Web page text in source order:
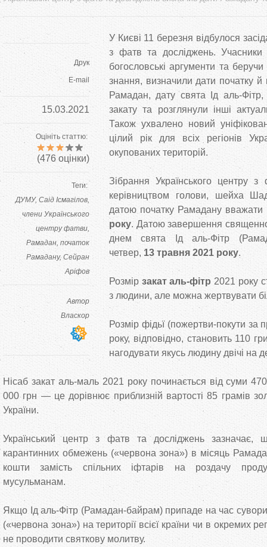
Друк
E-mail
15.03.2021
Оцініть статтю:
(476 оцінки)
Теги:
ДУМУ Саід Ісмагілов
члени Українського
центру фатви
Рамадан початок
Рамадану Сейран
Аріфов
Автор
Власкор
У Києві 11 березня відбулося
з фатв та досліджень. Учасники
богословські аргументи та
знання, визначили дати початку й
Рамадан, дату свята Ід аль-
закату та розглянули інші
Також ухвалено новий
цілий рік для всіх регіонів
окупованих територій.
Зібрання Українського центру
керівництвом голови, шейха
датою початку Рамадану вважати
року. Датою завершення
днем свята Ід аль-Фітр
четвер, 13 травня 2021 року.
Розмір закат аль-фітр 2021 року
з людини, але можна жертвувати
Розмір фідьї (пожертви-покути за
року, відповідно, становить 110
нагодувати якусь людину двічі на
Нiсаб закат аль-маль 2021 року починається від суми
000 грн — це дорівнює приблизній вартості 85 грамів
України.
Український центр з фатв та досліджень зазначає,
карантинних обмежень («червона зона») в місяць
кошти замість спiльних iфтарiв на роздачу
мусульманам.
Якщо Iд аль-Фiтр (Рамадан-байрам) припаде на час
(«червона зона») на території всієї країни чи в окремих
не проводити святкову молитву.